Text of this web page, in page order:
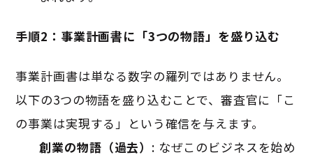
手順2：事業計画書に「3つの物語」を盛り込む
事業計画書は単なる数字の羅列ではありません。
以下の3つの物語を盛り込むことで、審査官に「こ
の事業は実現する」という確信を与えます。
創業の物語（過去） : なぜこのビジネスを始め